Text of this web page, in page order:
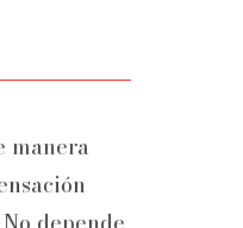
manera